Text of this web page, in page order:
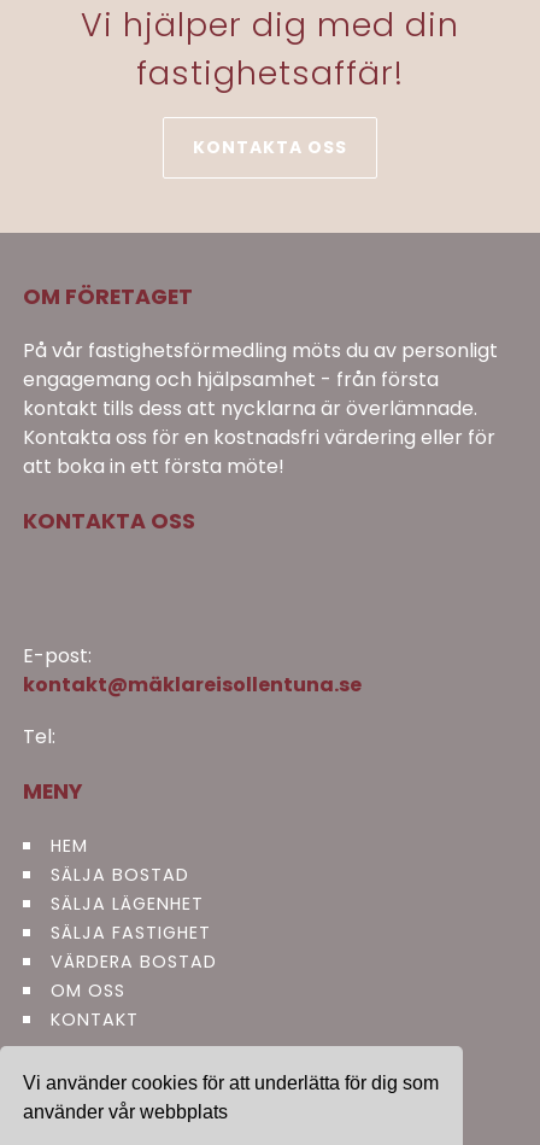
Vi använder cookies för att underlätta för dig som
använder vår webbplats
Vi hjälper dig med din
fastighetsaffär!
KONTAKTA OSS
OM FÖRETAGET
På vår fastighetsförmedling möts du av personligt
engagemang och hjälpsamhet - från första
kontakt tills dess att nycklarna är överlämnade.
Kontakta oss för en kostnadsfri värdering eller för
att boka in ett första möte!
KONTAKTA OSS
E-post:
kontakt@mäklareisollentuna.se
Tel:
MENY
HEM
SÄLJA BOSTAD
SÄLJA LÄGENHET
SÄLJA FASTIGHET
VÄRDERA BOSTAD
OM OSS
KONTAKT